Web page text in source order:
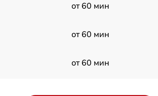
от 60 мин
от 60 мин
от 60 мин